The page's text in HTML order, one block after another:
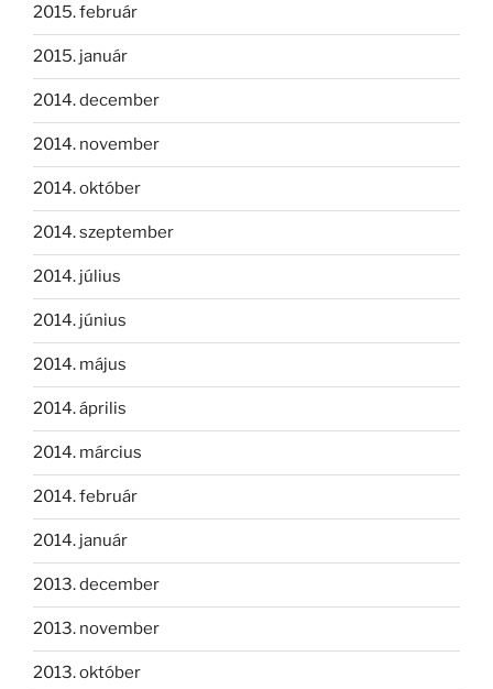
2015. február
2015. január
2014. december
2014. november
2014. október
2014. szeptember
2014. július
2014. június
2014. május
2014. április
2014. március
2014. február
2014. január
2013. december
2013. november
2013. október